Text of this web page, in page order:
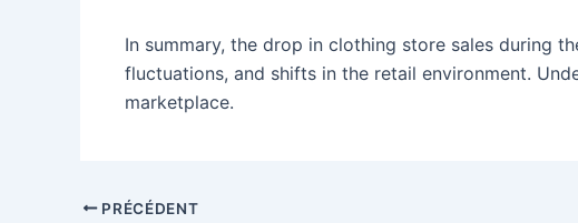
In summary, the drop in clothing store sales during
fluctuations, and shifts in the retail environment.
marketplace.
Navigation
PRÉCÉDENT